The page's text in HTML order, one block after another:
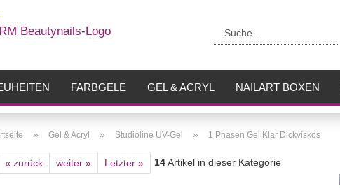
FARBGELE GEL & ACRYL NAILART BOXEN
» Gel & Acryl » Studioline UV-Gel » 1 Phasen Gel Klar Dickviskos
« zurück weiter » Letzter » 14Artikel in dieser Kategorie